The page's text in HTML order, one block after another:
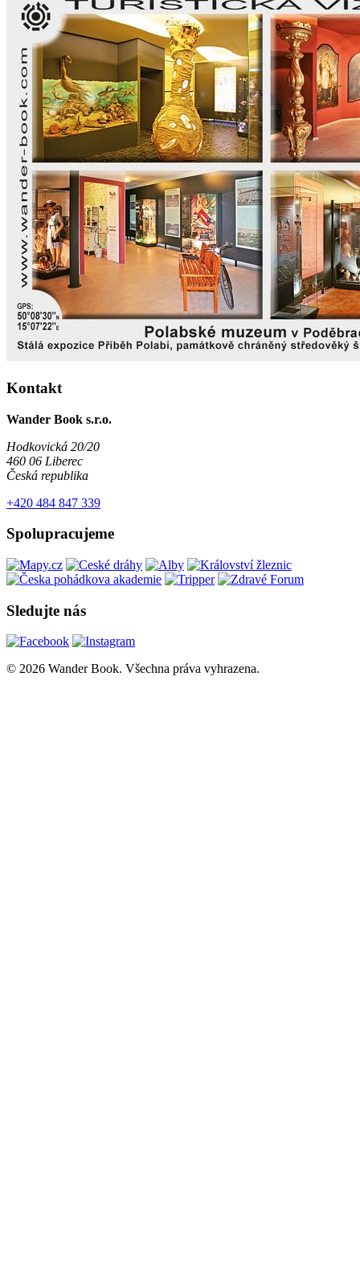
Kontakt
Wander Book s.r.o.
Hodkovická 20/20
460 06 Liberec
Česká republika
+420 484 847 339
Spolupracujeme
Sledujte nás
© 2026 Wander Book. Všechna práva vyhrazena.